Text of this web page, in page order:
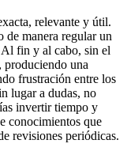
relevante y útil.
de manera regular un
fin y al cabo, sin el
produciendo una
frustración entre los
lugar a dudas, no
invertir tiempo y
conocimientos que
revisiones periódicas.